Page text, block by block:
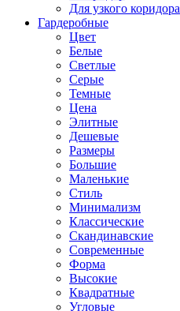
Для узкого коридора
Гардеробные
Цвет
Белые
Светлые
Серые
Темные
Цена
Элитные
Дешевые
Размеры
Большие
Маленькие
Стиль
Минимализм
Классические
Скандинавские
Современные
Форма
Высокие
Квадратные
Угловые